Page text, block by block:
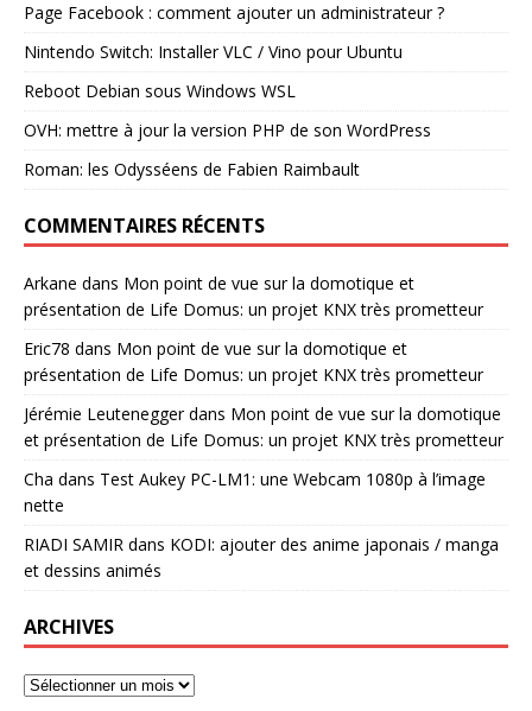
Page Facebook : comment ajouter un administrateur ?
Nintendo Switch: Installer VLC / Vino pour Ubuntu
Reboot Debian sous Windows WSL
OVH: mettre à jour la version PHP de son WordPress
Roman: les Odysséens de Fabien Raimbault
COMMENTAIRES RÉCENTS
Arkane dans Mon point de vue sur la domotique et
présentation de Life Domus: un projet KNX très prometteur
Eric78 dans Mon point de vue sur la domotique et
présentation de Life Domus: un projet KNX très prometteur
Jérémie Leuteneggerdans Mon point de vue sur la domotique
et présentation de Life Domus: un projet KNX très prometteur
Cha dans Test Aukey PC-LM1: une Webcam 1080p à l’image
nette
RIADI SAMIR dans KODI: ajouter des anime japonais / manga
et dessins animés
ARCHIVES